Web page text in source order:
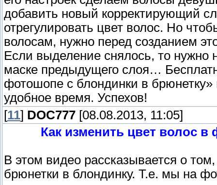
добавить новый корректирующий
отрегулировать цвет волос. Но
волосам, нужно перед созданием
Если выделение снялось, то
маске предыдущего слоя…
фотошопе с блондинки в
удобное время. Успехов!
[11] DOC777 [08.08.2013, 11:05]
Как изменить цвет волос
В этом видео рассказывается о
брюнетки в блондинку. Т.е. мы на